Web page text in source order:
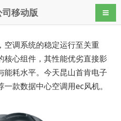
移动版 导航
调系统的稳定运行至关重
核心组件，其性能优劣直接影
能耗水平。今天昆山首肯电子
款数据中心空调用ec风机。